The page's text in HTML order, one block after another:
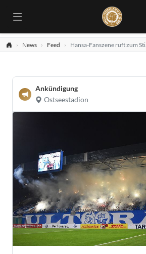
News Feed Hansa-Fanszene ruft zum Stimmungsverzicht auf
Ankündigung
Ostseestadion